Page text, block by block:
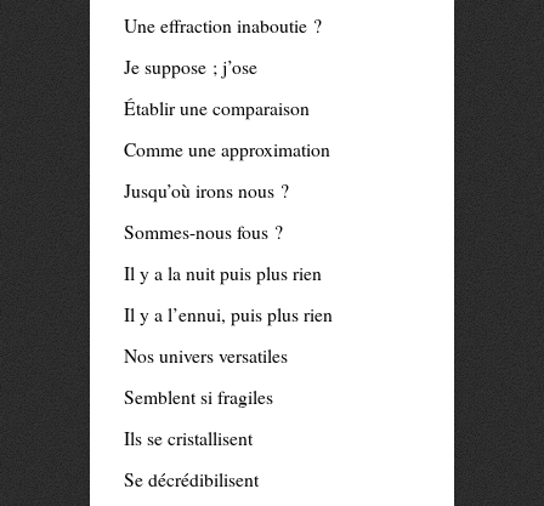
Une effraction inaboutie ?
Je suppose ; j’ose
Établir une comparaison
Comme une approximation
Jusqu’où irons nous ?
Sommes-nous fous ?
Il y a la nuit puis plus rien
Il y a l’ennui, puis plus rien
Nos univers versatiles
Semblent si fragiles
Ils se cristallisent
Se décrédibilisent